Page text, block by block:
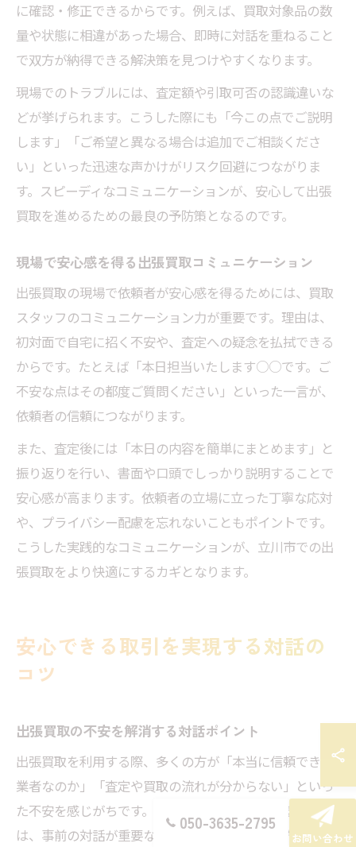
に確認・修正できるからです。例えば、買取対象品の数
量や状態に相違があった場合、即時に対話を重ねること
で双方が納得できる解決策を見つけやすくなります。
現場でのトラブルには、査定額や引取可否の認識違いな
どが挙げられます。こうした際にも「今この点でご説明
します」「ご希望と異なる場合は追加でご相談くださ
い」といった迅速な声かけがリスク回避につながりま
す。スピーディなコミュニケーションが、安心して出張
買取を進めるための最良の予防策となるのです。
現場で安心感を得る出張買取コミュニケーション
出張買取の現場で依頼者が安心感を得るためには、買取
スタッフのコミュニケーション力が重要です。理由は、
初対面で自宅に招く不安や、査定への疑念を払拭できる
からです。たとえば「本日担当いたします○○です。ご
不安な点はその都度ご質問ください」といった一言が、
依頼者の信頼につながります。
また、査定後には「本日の内容を簡単にまとめます」と
振り返りを行い、書面や口頭でしっかり説明することで
安心感が高まります。依頼者の立場に立った丁寧な応対
や、プライバシー配慮を忘れないこともポイントです。
こうした実践的なコミュニケーションが、立川市での出
張買取をより快適にするカギとなります。
安心できる取引を実現する対話の
コツ
出張買取の不安を解消する対話ポイント
出張買取を利用する際、多くの方が「本当に信頼できる
業者なのか」「査定や買取の流れが分からない」といっ
た不安を感じがちです。こうした不安を解消するために
は、事前の対話が重要なカギとなります。具体的には、
050-3635-2795
お問い合わせ